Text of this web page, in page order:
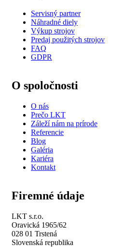
Servisný partner
Náhradné diely
Výkup strojov
Predaj použitých strojov
FAQ
GDPR
O spoločnosti
O nás
Prečo LKT
Záleží nám na prírode
Referencie
Blog
Galéria
Kariéra
Kontakt
Firemné údaje
LKT s.r.o.
Oravická 1965/62
028 01 Trstená
Slovenská republika